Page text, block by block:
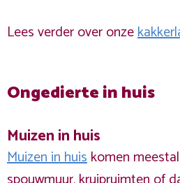
Lees verder over onze
Ongedierte in huis
Muizen in huis
Muizen in huiskomen